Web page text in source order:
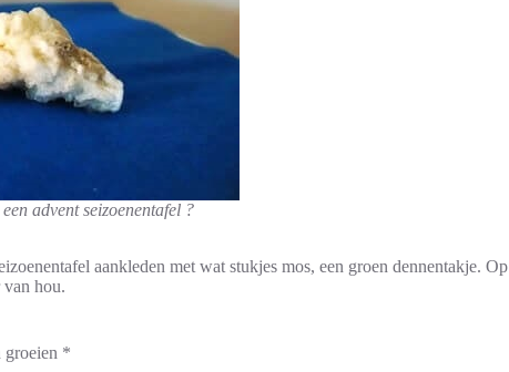
advent seizoenentafel ?
aankleden met wat stukjes mos, een groen dennentakje. Op
van hou.
groeien *